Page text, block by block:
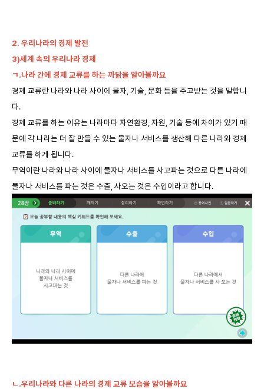
2. 우리나라의 경제 발전
3)세계 속의 우리나라 경제
ㄱ.나라 간에 경제 교류를 하는 까닭을 알아볼까요
경제 교류란 나라와 나라 사이에 물자, 기술, 문화 등을 주고받는 것을 말합니
다.
경제 교류를 하는 이유는 나라마다 자연환경, 자원, 기술 등에 차이가 있기 때
문에 각 나라는 더 잘 만들 수 있는 물자나 서비스를 생산해 다른 나라와 경제
교류를 하게 됩니다.
무역이란 나라와 나라 사이에 물자나 서비스를 사고파는 것으로 다른 나라에
물자나 서비스를 파는 것은 수출, 사오는 것은 수입이라고 합니다.
ㄴ.우리나라와 다른 나라의 경제 교류 모습을 알아볼까요